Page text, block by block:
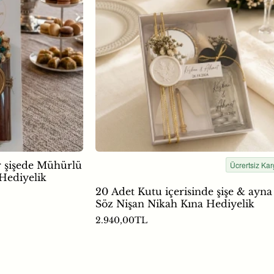
şişede Mühürlü
Ücrertsiz
20 Adet Kutu içerisinde şişe & ayna
Söz Nişan Nikah Kına Hediyelik
2.940,00TL